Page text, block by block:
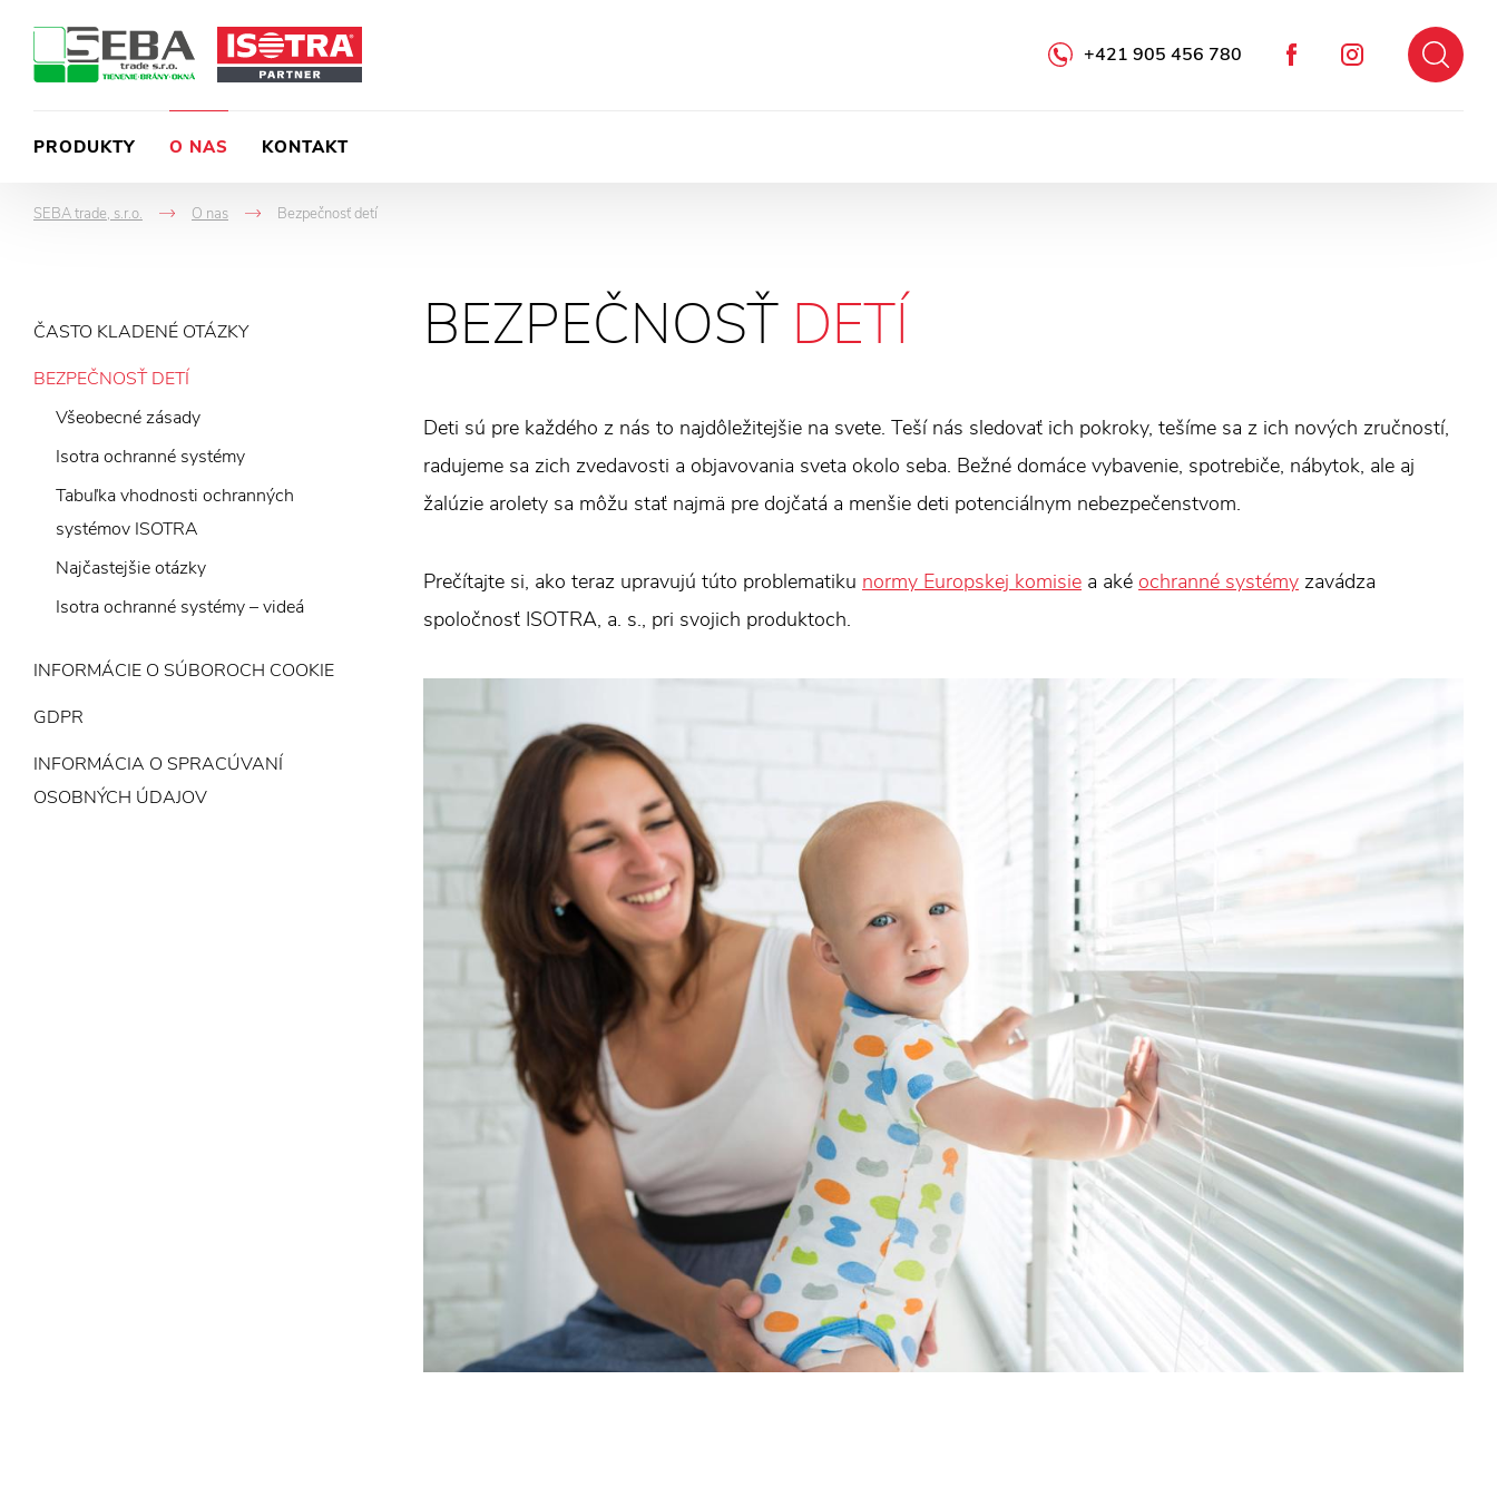
Instagram
Facebook
+421 905 456 780
PRODUKTY O NAS KONTAKT
SEBA trade, s.r.o.
->
O nas Bezpečnosť detí
ČASTO KLADENÉ OTÁZKY
BEZPEČNOSŤ DETÍ
Všeobecné zásady
Isotra ochranné systémy
Tabuľka vhodnosti ochranných
systémov ISOTRA
Najčastejšie otázky
Isotra ochranné systémy – videá
INFORMÁCIE O SÚBOROCH COOKIE
GDPR
INFORMÁCIA O SPRACÚVANÍ
OSOBNÝCH ÚDAJOV
BEZPEČNOSŤ DETÍ
Deti sú pre každého z nás to najdôležitejšie na svete. Teší nás sledovať ich pokroky, tešíme sa z ich nových zručností,
radujeme sa zich zvedavosti a objavovania sveta okolo seba. Bežné domáce vybavenie, spotrebiče, nábytok, ale aj
žalúzie arolety sa môžu stať najmä pre dojčatá a menšie deti potenciálnym nebezpečenstvom.
Prečítajte si, ako teraz upravujú túto problematiku normy Europskej komisie a aké ochranné systémy zavádza
spoločnosť ISOTRA, a. s., pri svojich produktoch.